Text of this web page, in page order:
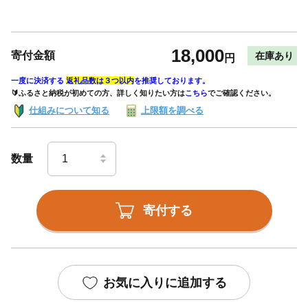
寄付金額 18,000円 在庫あり
一度に決済する 返礼品数は３つ以内を推奨しております。
🔰ふるさと納税が初めての方、詳しく知りたい方はこちらでご確認ください。
仕組みについて知る 上限額を調べる
数量
寄付する
お気に入りに追加する